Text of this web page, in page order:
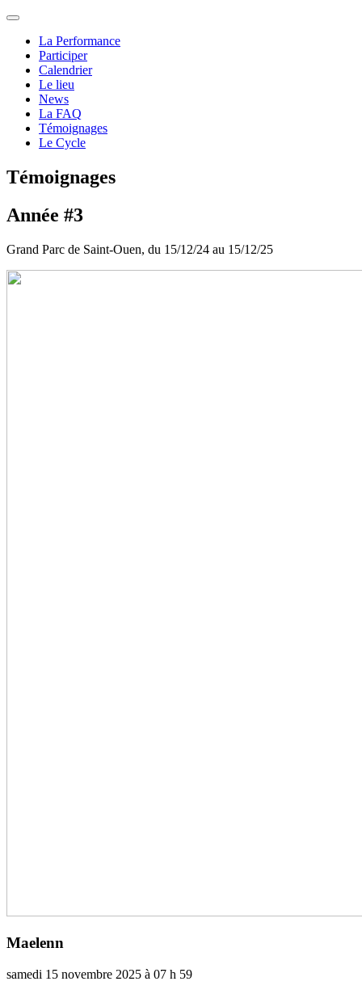
La Performance
Participer
Calendrier
Le lieu
News
La FAQ
Témoignages
Le Cycle
Témoignages
Année #3
Grand Parc de Saint-Ouen, du 15/12/24 au 15/12/25
Maelenn
samedi 15 novembre 2025 à 07 h 59